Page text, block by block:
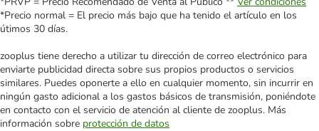
*Precio normal = El precio más bajo que ha tenido el artículo en los
útimos 30 días.
zooplus tiene derecho a utilizar tu dirección de correo electrónico para
enviarte publicidad directa sobre sus propios productos o servicios
similares. Puedes oponerte a ello en cualquier momento, sin incurrir en
ningún gasto adicional a los gastos básicos de transmisión, poniéndote
en contacto con el servicio de atención al cliente de zooplus. Más
información sobre protección de datos